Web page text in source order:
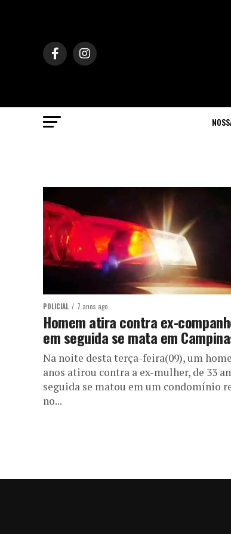
POLICIAL 7 anos ago
Homem atira contra ex-
em seguida se mata em
Na noite desta terça-feira(09), um
anos atirou contra a ex-mulher, de 33
seguida se matou em um condomínio
no...